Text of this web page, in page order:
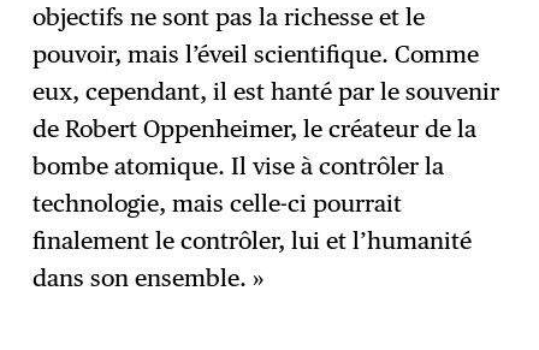
objectifs ne sont pas la richesse et le
pouvoir, mais l’éveil scientifique. Comme
eux, cependant, il est hanté par le souvenir
de Robert Oppenheimer, le créateur de la
bombe atomique. Il vise à contrôler la
technologie, mais celle-ci pourrait
finalement le contrôler, lui et l’humanité
dans son ensemble. »